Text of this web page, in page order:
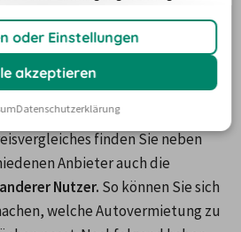
an Autovermietungen in San Juan
passende zu finden. Darum
Preisvergleich Unterstützung
Autovermietungen in San
finden Sie neben
Nutzer. So können Sie sich
welche Autovermietung zu
oder Einstellungen
akzeptieren
Datenschutzerklärung